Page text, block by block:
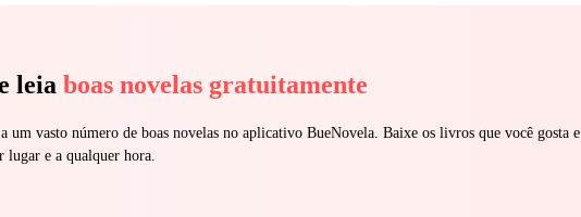
leia boas novelas gratuitamente
um vasto número de boas novelas no aplicativo BueNovela. Baixe os livros que você gosta e
lugar e a qualquer hora.